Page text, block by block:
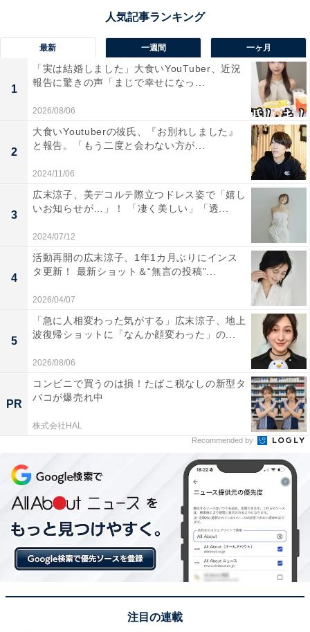
最新 一週間 一ヶ月
1
「実は結婚しました」大食いYouTuber、近況
報告に驚きの声「まじで幸せになっ...
2026/08/06
2
大食いYoutuberの彼氏、『お別れしました』
と報告。「もう二度と会わない方が...
2024/11/06
3
広末涼子、美デコルテ際立つドレス姿で「嬉し
いお知らせが…」！ 「凄く美しい」「透...
2024/07/12
4
活動再開の広末涼子、1年1カ月ぶりにインス
タ更新！ 最新ショット＆“無言の投稿”...
2026/04/07
5
「急に人相変わった気がする」広末涼子、地上
波復帰ショットに「なんか顔変わった」の...
2026/08/06
PR
コンビニで買うのは損！たばこ税なしの新型タ
バコが爆売れ中
株式会社HAL
Recommended by
注目の連載